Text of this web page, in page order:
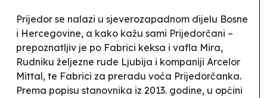
Prijedor se nalazi u sjeverozapadnom dijelu Bosne
i Hercegovine, a kako kažu sami Prijedorčani –
prepoznatljiv je po Fabrici keksa i vafla Mira,
Rudniku željezne rude Ljubija i kompaniji Arcelor
Mittal, te Fabrici za preradu voća Prijedorčanka.
Prema popisu stanovnika iz 2013. godine, u općini